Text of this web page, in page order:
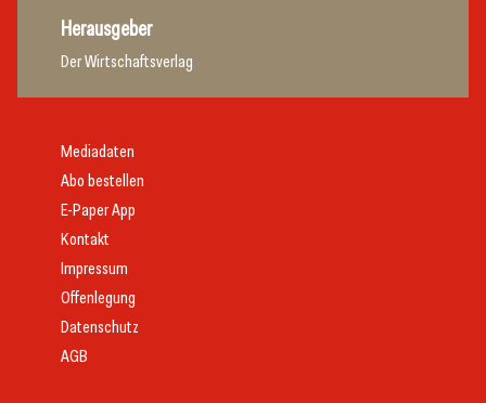
Herausgeber
Der Wirtschaftsverlag
Mediadaten
Abo bestellen
E-Paper App
Kontakt
Impressum
Offenlegung
Datenschutz
AGB